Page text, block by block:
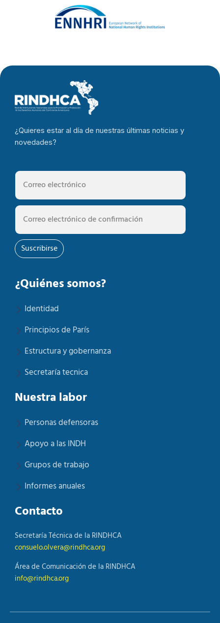
prevaricación.
¿Quieres estar al día de nuestras últimas noticias y
novedades?
Suscribirse
¿Quiénes somos?
Identidad
Principios de París
Estructura y gobernanza
Secretaría tecnica
Nuestra labor
Personas defensoras
Apoyo a las INDH
Grupos de trabajo
Informes anuales
Contacto
Secretaría Técnica de la RINDHCA
consuelo.olvera@rindhca.org
Área de Comunicación de la RINDHCA
info@rindhca.org